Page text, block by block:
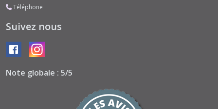
Téléphone
Suivez nous
Note globale : 5/5